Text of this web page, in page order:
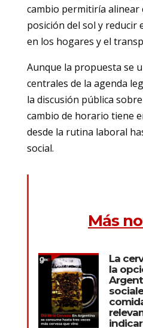
cambio permitiría alinear
posición del sol y reducir
en los hogares y el
Aunque la propuesta se
centrales de la agenda
la discusión pública
cambio de horario tiene
desde la rutina laboral
social.
Más
La
la